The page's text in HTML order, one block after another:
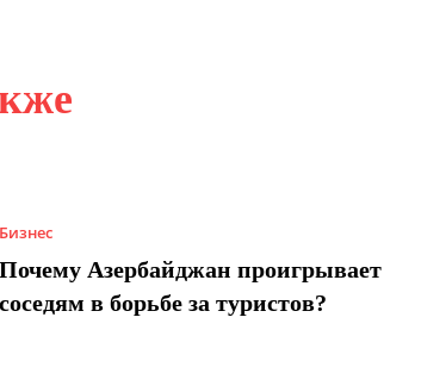
Бизнес
Почему Азербайджан проигрывает
соседям в борьбе за туристов?